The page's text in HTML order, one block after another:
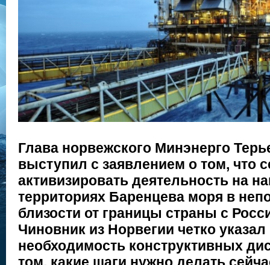
Глава норвежского Минэнерго
выступил с заявлением о том, что
активизировать деятельность на
территориях Баренцева моря в
близости от границы страны с
Чиновник из Норвегии четко
необходимость конструктивных